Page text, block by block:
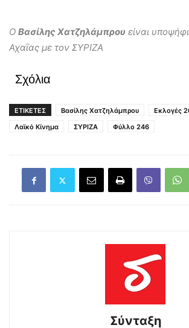
Ο Βασίλης Χατζηλάμπρου είναι
Αχαΐας με τον ΣΥΡΙΖΑ
Σχόλια
ΕΤΙΚΕΤΕΣ Βασίλης Χατζηλάμπρου
Εκλογές
Λαϊκό Κίνημα
ΣΥΡΙΖΑ Φύλλο 246
Σύνταξη